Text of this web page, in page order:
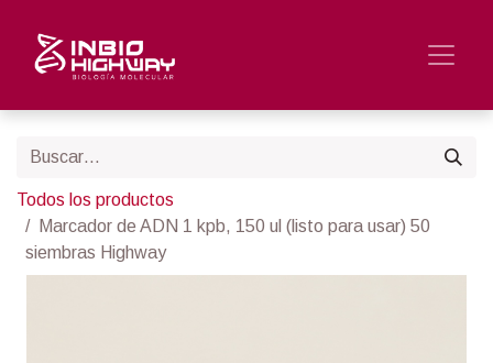
Todos los productos
Marcador de ADN 1 kpb, 150 ul (listo para usar) 50
siembras Highway